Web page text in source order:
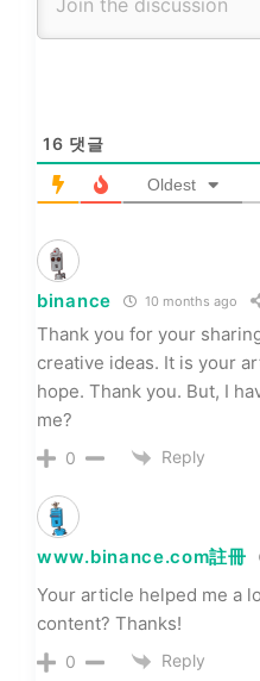
16 댓글
Oldest
binance 10 months ago
Thank you for your
creative ideas. It is your
hope. Thank you. But, I
me?
0 Reply
www.binance.com註冊
Your article helped me a
content? Thanks!
0 Reply